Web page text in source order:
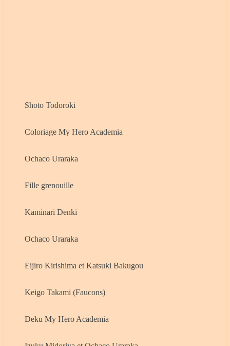
Shoto Todoroki
Coloriage My Hero Academia
Ochaco Uraraka
Fille grenouille
Kaminari Denki
Ochaco Uraraka
Eijiro Kirishima et Katsuki Bakugou
Keigo Takami (Faucons)
Deku My Hero Academia